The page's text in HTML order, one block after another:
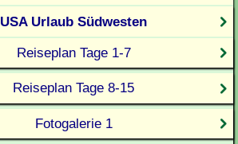
USA Urlaub Südwesten
Reiseplan Tage 1-7
Reiseplan Tage 8-15
Fotogalerie 1